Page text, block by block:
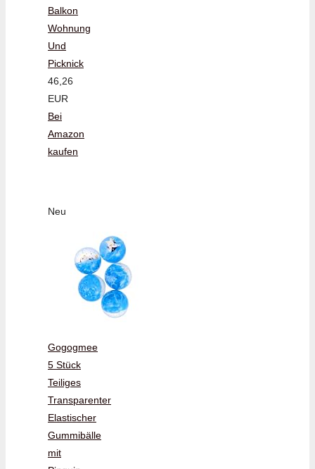
Balkon
Wohnung
Und
Picknick
46,26
EUR
Bei
Amazon
kaufen
Neu
Gogogmee
5 Stück
Teiliges
Transparenter
Elastischer
Gummibälle
mit